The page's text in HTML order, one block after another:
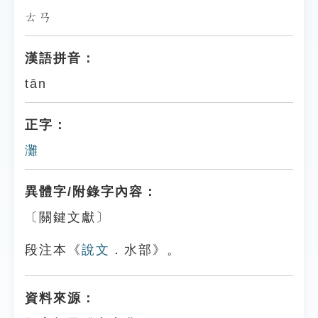
ㄊㄢ
漢語拼音：
tān
正字：
灘
異體字/附錄字內容：
〔關鍵文獻〕
段注本《說文 ．水部》。
資料來源：